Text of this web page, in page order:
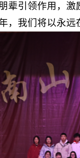
辈引领作用，
，我们将以永